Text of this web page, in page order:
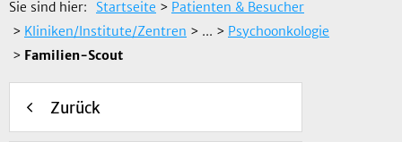
Sie sind hier: Startseite > Patienten & Besucher
> Kliniken/Institute/Zentren > ... > Psychoonkologie
> Familien-Scout
Zurück